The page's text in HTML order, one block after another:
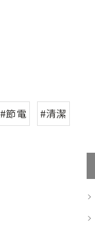
#節電 #清潔